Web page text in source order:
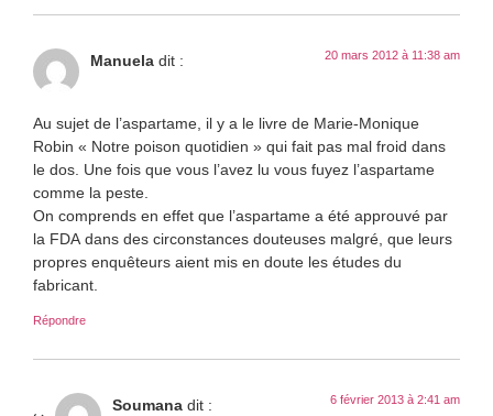
Manuela dit : 20 mars 2012 à 11:38 am
Au sujet de l’aspartame, il y a le livre de Marie-Monique
Robin « Notre poison quotidien » qui fait pas mal froid dans
le dos. Une fois que vous l’avez lu vous fuyez l’aspartame
comme la peste.
On comprends en effet que l’aspartame a été approuvé par
la FDA dans des circonstances douteuses malgré, que leurs
propres enquêteurs aient mis en doute les études du
fabricant.
Répondre
Soumana dit : 6 février 2013 à 2:41 am